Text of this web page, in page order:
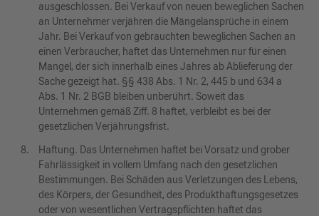
ausgeschlossen. Bei Verkauf von neuen beweglichen Sachen
an Unternehmer verjähren die Mängelansprüche in einem
Jahr. Bei Verkauf von gebrauchten beweglichen Sachen an
einen Verbraucher, haftet das Unternehmen nur für einen
Mangel, der sich innerhalb eines Jahres ab Ablieferung der
Sache gezeigt hat. §§ 438 Abs. 1 Nr. 2, 445 b und 634 a
Abs. 1 Nr. 2 BGB bleiben unberührt. Soweit das
Unternehmen gemäß Ziff. 8 haftet, verbleibt es bei der
gesetzlichen Verjährungsfrist.
Haftung. Das Unternehmen haftet bei Vorsatz und grober
Fahrlässigkeit in vollem Umfang nach den gesetzlichen
Bestimmungen. Bei Schäden aus Verletzungen des Lebens,
des Körpers, der Gesundheit, des Produkthaftungsgesetzes
oder von wesentlichen Vertragspflichten haftet das